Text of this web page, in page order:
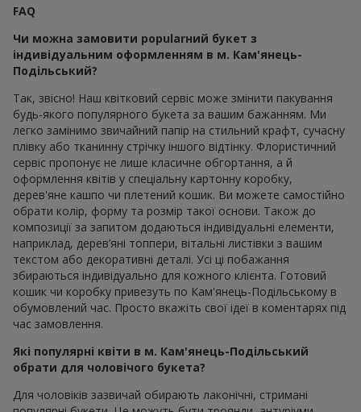
FAQ
Чи можна замовити popularний букет з
індивідуальним оформленням в м. Кам'янець-
Подільський?
Так, звісно! Наш квітковий сервіс може змінити пакування
будь-якого популярного букета за вашим бажанням. Ми
легко замінимо звичайний папір на стильний крафт, сучасну
плівку або тканинну стрічку іншого відтінку. Флористичний
сервіс пропонує не лише класичне обгортання, а й
оформлення квітів у спеціальну картонну коробку,
дерев'яне кашпо чи плетений кошик. Ви можете самостійно
обрати колір, форму та розмір такої основи. Також до
композиції за запитом додаються індивідуальні елементи,
наприклад, дерев’яні топпери, вітальні листівки з вашим
текстом або декоративні деталі. Усі ці побажання
збираються індивідуально для кожного клієнта. Готовий
кошик чи коробку привезуть по Кам'янець-Подільському в
обумовлений час. Просто вкажіть свої ідеї в коментарях під
час замовлення.
Які популярні квіти в м. Кам'янець-Подільський
обрати для чоловічого букета?
Для чоловіків зазвичай обирають лаконічні, стримані